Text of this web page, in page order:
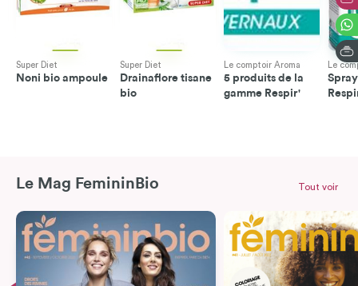
Super Diet
Noni bio ampoule
Super Diet
Drainaflore tisane
bio
Le comptoir Aroma
5 produits de la
gamme Respir'
Le
Le Mag FemininBio Tout voir